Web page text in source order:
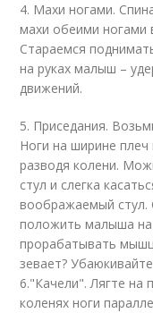
4. Махи ногами.
махи обеими ногами
Стараемся
на руках малыш –
движений.
5. Приседания.
Ноги на ширине
разводя колени.
стул и слегка
воображаемый
положить малыша на
прорабатывать
зевает?
6."Качели". Лягте на
коленях ноги